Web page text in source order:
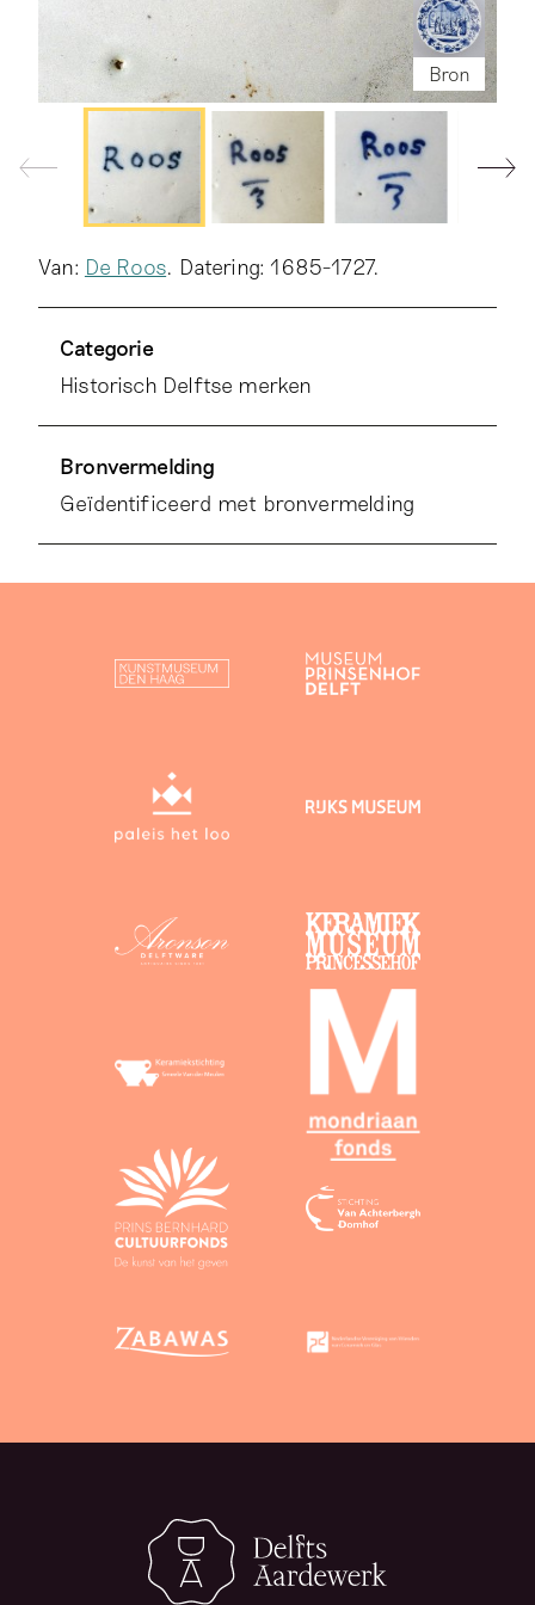
Bron
Bron
Bron
Bron
Bron
Van: De Roos. Datering: 1685-1727.
Categorie
Historisch Delftse merken
Bronvermelding
Geïdentificeerd met bronvermelding